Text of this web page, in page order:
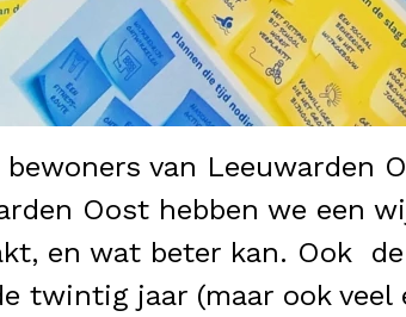
bewoners van Leeuwarden
Oost hebben we een
en wat beter kan. Ook
twintig jaar (maar ook